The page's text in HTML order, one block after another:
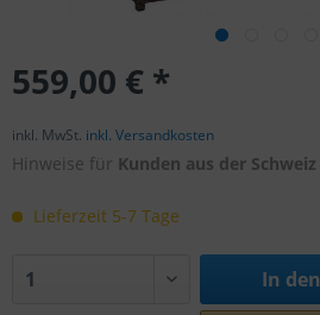
559,00 € *
inkl. MwSt. inkl. Versandkosten
Hinweise für Kunden aus der Schweiz
Lieferzeit 5-7 Tage
In den